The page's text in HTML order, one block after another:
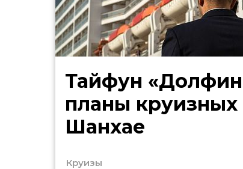
Тайфун
планы круизных
Шанхае
Круизы